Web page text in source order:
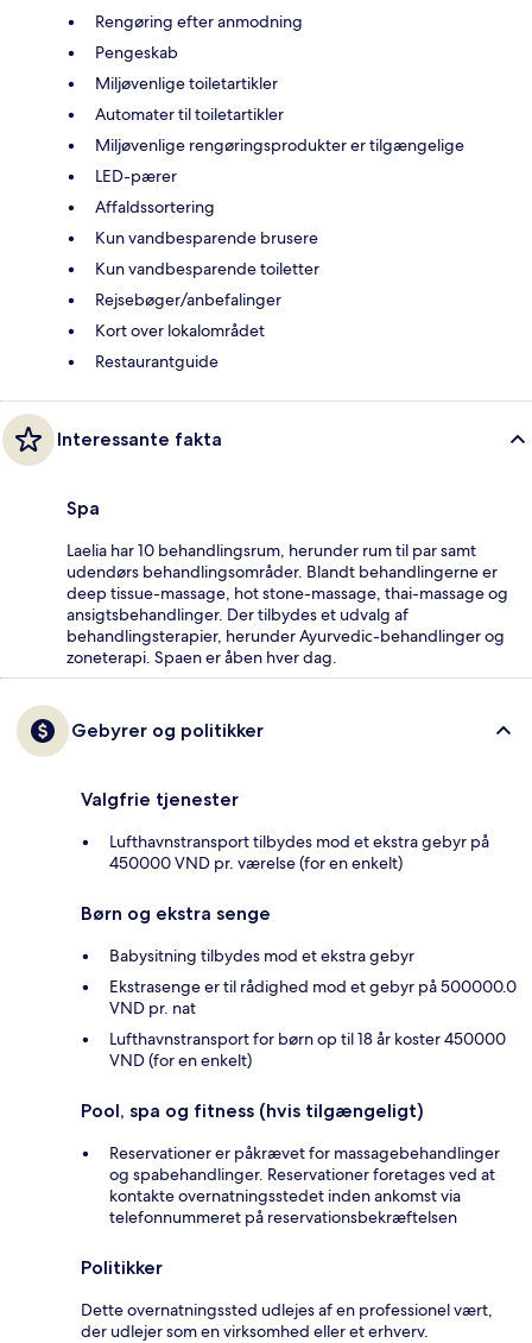
Rengøring efter anmodning
Pengeskab
Miljøvenlige toiletartikler
Automater til toiletartikler
Miljøvenlige rengøringsprodukter er tilgængelige
LED-pærer
Affaldssortering
Kun vandbesparende brusere
Kun vandbesparende toiletter
Rejsebøger/anbefalinger
Kort over lokalområdet
Restaurantguide
Interessante fakta
Spa
Laelia har 10 behandlingsrum, herunder rum til par samt
udendørs behandlingsområder. Blandt behandlingerne er
deep tissue-massage, hot stone-massage, thai-massage og
ansigtsbehandlinger. Der tilbydes et udvalg af
behandlingsterapier, herunder Ayurvedic-behandlinger og
zoneterapi. Spaen er åben hver dag.
Gebyrer og politikker
Valgfrie tjenester
Lufthavnstransport tilbydes mod et ekstra gebyr på
450000 VND pr. værelse (for en enkelt)
Børn og ekstra senge
Babysitning tilbydes mod et ekstra gebyr
Ekstrasenge er til rådighed mod et gebyr på 500000.0
VND pr. nat
Lufthavnstransport for børn op til 18 år koster 450000
VND (for en enkelt)
Pool, spa og fitness (hvis tilgængeligt)
Reservationer er påkrævet for massagebehandlinger
og spabehandlinger. Reservationer foretages ved at
kontakte overnatningsstedet inden ankomst via
telefonnummeret på reservationsbekræftelsen
Politikker
Dette overnatningssted udlejes af en professionel vært,
der udlejer som en virksomhed eller et erhverv.